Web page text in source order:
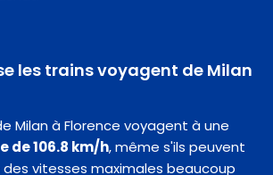
les trains voyagent de Milan
Milan à Florence voyagent à une
de 106.8 km/h, même s'ils peuvent
vitesses maximales beaucoup